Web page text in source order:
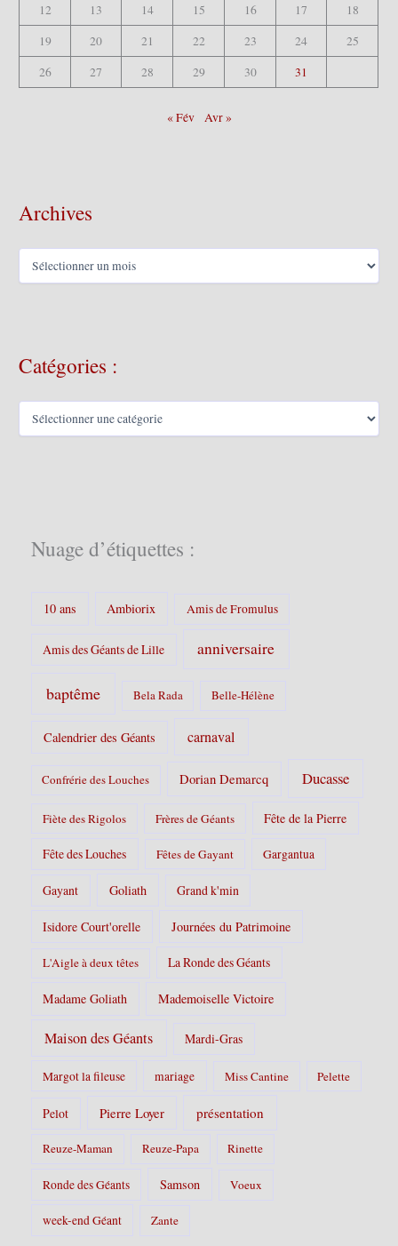
12
13 14 15 16 17
18
19
20 21 22 23 24
25
26
27 28 29 30 31
« Fév Avr »
Archives
A
e
Catégories :
Nuage d’étiquettes :
10 ans Ambiorix Amis de Fromulus
Amis des Géants de Lille anniversaire
baptême Bela Rada Belle-Hélène
Calendrier des Géants carnaval
Confrérie des Louches Dorian Demarcq Ducasse
Fiète des Rigolos Frères de Géants Fête de la Pierre
Fête des Louches Fêtes de Gayant Gargantua
Gayant Goliath Grand k'min
Isidore Court'orelle Journées du Patrimoine
L'Aigle à deux têtes La Ronde des Géants
Madame Goliath Mademoiselle Victoire
Maison des Géants Mardi-Gras
Margot la fileuse mariage Miss Cantine Pelette
Pelot Pierre Loyer présentation
Reuze-Maman Reuze-Papa Rinette
Ronde des Géants Samson Voeux
week-end Géant Zante